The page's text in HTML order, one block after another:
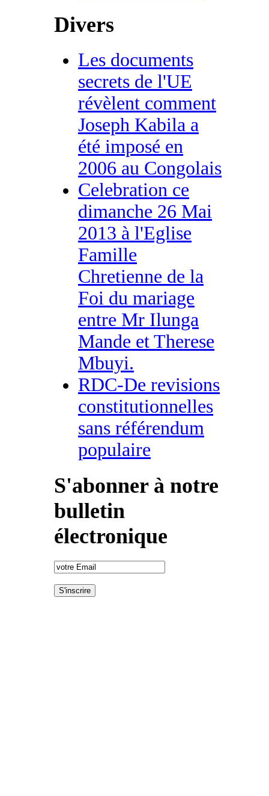
Divers
Les documents
secrets de l'UE
révèlent comment
Joseph Kabila a
été imposé en
2006 au Congolais
Celebration ce
dimanche 26 Mai
2013 à l'Eglise
Famille
Chretienne de la
Foi du mariage
entre Mr Ilunga
Mande et Therese
Mbuyi.
RDC-De revisions
constitutionnelles
sans référendum
populaire
S'abonner à notre
bulletin
électronique